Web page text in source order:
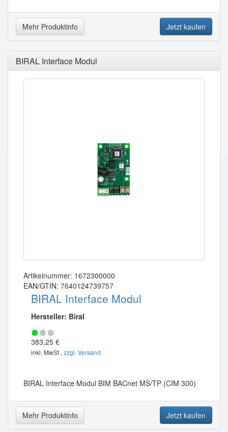
Mehr Produktinfo Jetzt kaufen
BIRAL Interface Modul
Artikelnummer: 1672300000
EAN/GTIN: 7640124739757
BIRAL Interface Modul
Hersteller: Biral
383,25 €
inkl. MwSt , zzgl. Versand
BIRAL Interface Modul BIM BACnet MS/TP (CIM 300)
Mehr Produktinfo Jetzt kaufen